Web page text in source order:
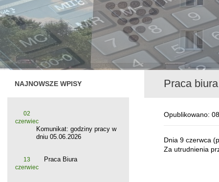
NAJNOWSZE WPISY
02
czerwiec
Komunikat: godziny pracy w
dniu 05.06.2026
13
czerwiec
Praca Biura
Praca
Opublikowano:
Dnia 9 czerwca
Za utrudnienia